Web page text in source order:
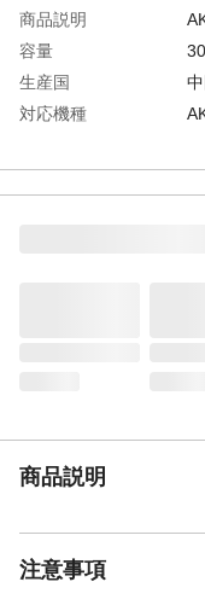
商品説明
容量
生産国
対応機種
商品説明
注意事項